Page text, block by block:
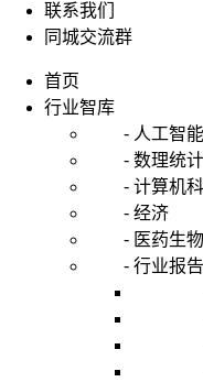
联系我们
同城交流群
首页
行业智库
- 人工智能
- 数理统计
- 计算机科
- 经济
- 医药生物
- 行业报告
- 人
- 机
- 医
- 半